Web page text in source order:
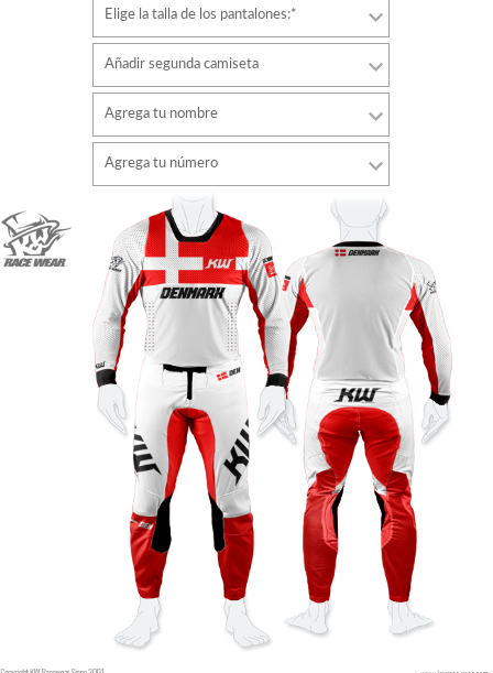
Elige la talla de los pantalones:*
Añadir segunda camiseta
Agrega tu nombre
Color de fuente
Color de contorno
Sin contorno
AÑADIR
Agrega tu número
estilo
Color de fuente
Color de contorno
Sin contorno
AÑADIR